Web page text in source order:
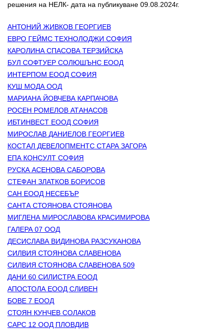
решения на НЕЛК- дата на публикуване 09.08.2024г.
АНТОНИЙ ЖИВКОВ ГЕОРГИЕВ
ЕВРО ГЕЙМС ТЕХНОЛОДЖИ СОФИЯ
КАРОЛИНА СПАСОВА ТЕРЗИЙСКА
БУЛ СОФТУЕР СОЛЮШЪНС ЕООД
ИНТЕРПОМ ЕООД СОФИЯ
КУШ МОДА ООД
МАРИАНА ЙОВЧЕВА КАРПАЧОВА
РОСЕН РОМЕЛОВ АТАНАСОВ
ИБТИНВЕСТ ЕООД СОФИЯ
МИРОСЛАВ ДАНИЕЛОВ ГЕОРГИЕВ
КОСТАЛ ДЕВЕЛОПМЕНТС СТАРА ЗАГОРА
ЕПА КОНСУЛТ СОФИЯ
РУСКА АСЕНОВА САБОРОВА
СТЕФАН ЗЛАТКОВ БОРИСОВ
САН ЕООД НЕСЕБЪР
САНТА СТОЯНОВА СТОЯНОВА
МИГЛЕНА МИРОСЛАВОВА КРАСИМИРОВА
ГАЛЕРА 07 ООД
ДЕСИСЛАВА ВИДИНОВА РАЗСУКАНОВА
СИЛВИЯ СТОЯНОВА СЛАВЕНОВА
СИЛВИЯ СТОЯНОВА СЛАВЕНОВА 509
ДАНИ 60 СИЛИСТРА ЕООД
АПОСТОЛА ЕООД СЛИВЕН
БОВЕ 7 ЕООД
СТОЯН КУНЧЕВ СОЛАКОВ
САРС 12 ООД ПЛОВДИВ